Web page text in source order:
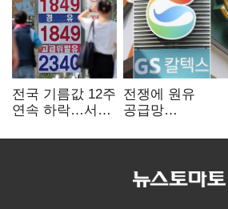
전국 기름값 12주
연속 하락…서울
전쟁에 원유
공급망
정유, 에너지안보